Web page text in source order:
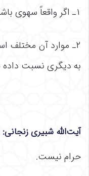
۱ـ اگر واقعاً سهوی باشد معصیت نکرده
۲ـ موارد آن مختلف
به دیگری نسبت داده
آیت‌الله شبیری زنجانی:
حرام نیست.